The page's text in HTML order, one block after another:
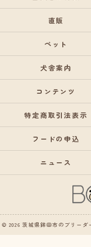
直販
ペット
犬舎案内
コンテンツ
特定商取引法表示
フードの申込
ニュース
© 2026 茨城県鉾田市のブリーダ